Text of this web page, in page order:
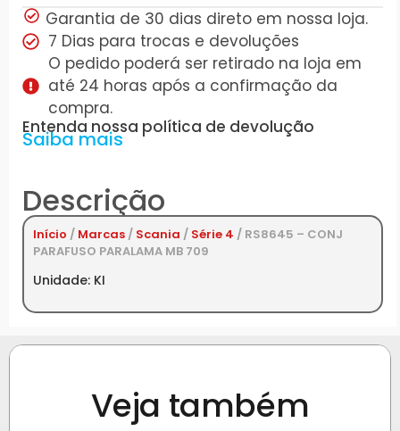
Garantia de 30 dias direto em nossa loja.
7 Dias para trocas e devoluções
O pedido poderá ser retirado na loja em
até 24 horas após a confirmação da
compra.
Entenda nossa política de devolução
Saiba mais
Descrição
Início / Marcas / Scania / Série 4 / RS8645 – CONJ
PARAFUSO PARALAMA MB 709
Unidade: KI
Veja também